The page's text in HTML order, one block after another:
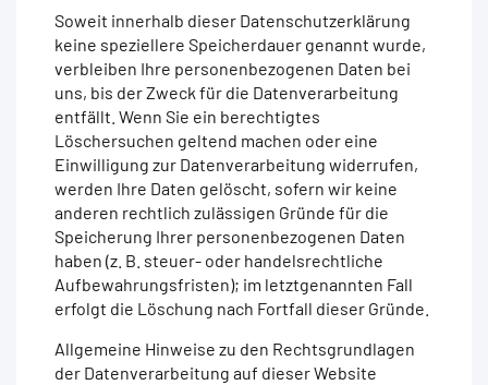
Soweit innerhalb dieser Datenschutzerklärung
keine speziellere Speicherdauer genannt wurde,
verbleiben Ihre personenbezogenen Daten bei
uns, bis der Zweck für die Datenverarbeitung
entfällt. Wenn Sie ein berechtigtes
Löschersuchen geltend machen oder eine
Einwilligung zur Datenverarbeitung widerrufen,
werden Ihre Daten gelöscht, sofern wir keine
anderen rechtlich zulässigen Gründe für die
Speicherung Ihrer personenbezogenen Daten
haben (z. B. steuer- oder handelsrechtliche
Aufbewahrungsfristen); im letztgenannten Fall
erfolgt die Löschung nach Fortfall dieser Gründe.
Allgemeine Hinweise zu den Rechtsgrundlagen
der Datenverarbeitung auf dieser Website